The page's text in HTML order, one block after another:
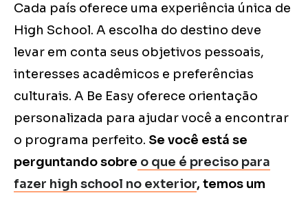
Cada país oferece uma experiência única de
High School. A escolha do destino deve
levar em conta seus objetivos pessoais,
interesses acadêmicos e preferências
culturais. A Be Easy oferece orientação
personalizada para ajudar você a encontrar
o programa perfeito. Se você está se
perguntando sobre o que é preciso para
fazer high school no exterior, temos um